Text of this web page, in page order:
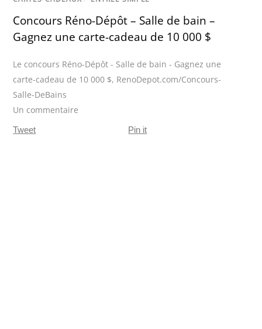
Concours Réno-Dépôt – Salle de bain –
Gagnez une carte-cadeau de 10 000 $
Le concours Réno-Dépôt - Salle de bain - Gagnez une
carte-cadeau de 10 000 $, RenoDepot.com/Concours-
Salle-DeBains
Un commentaire
Tweet Pin it